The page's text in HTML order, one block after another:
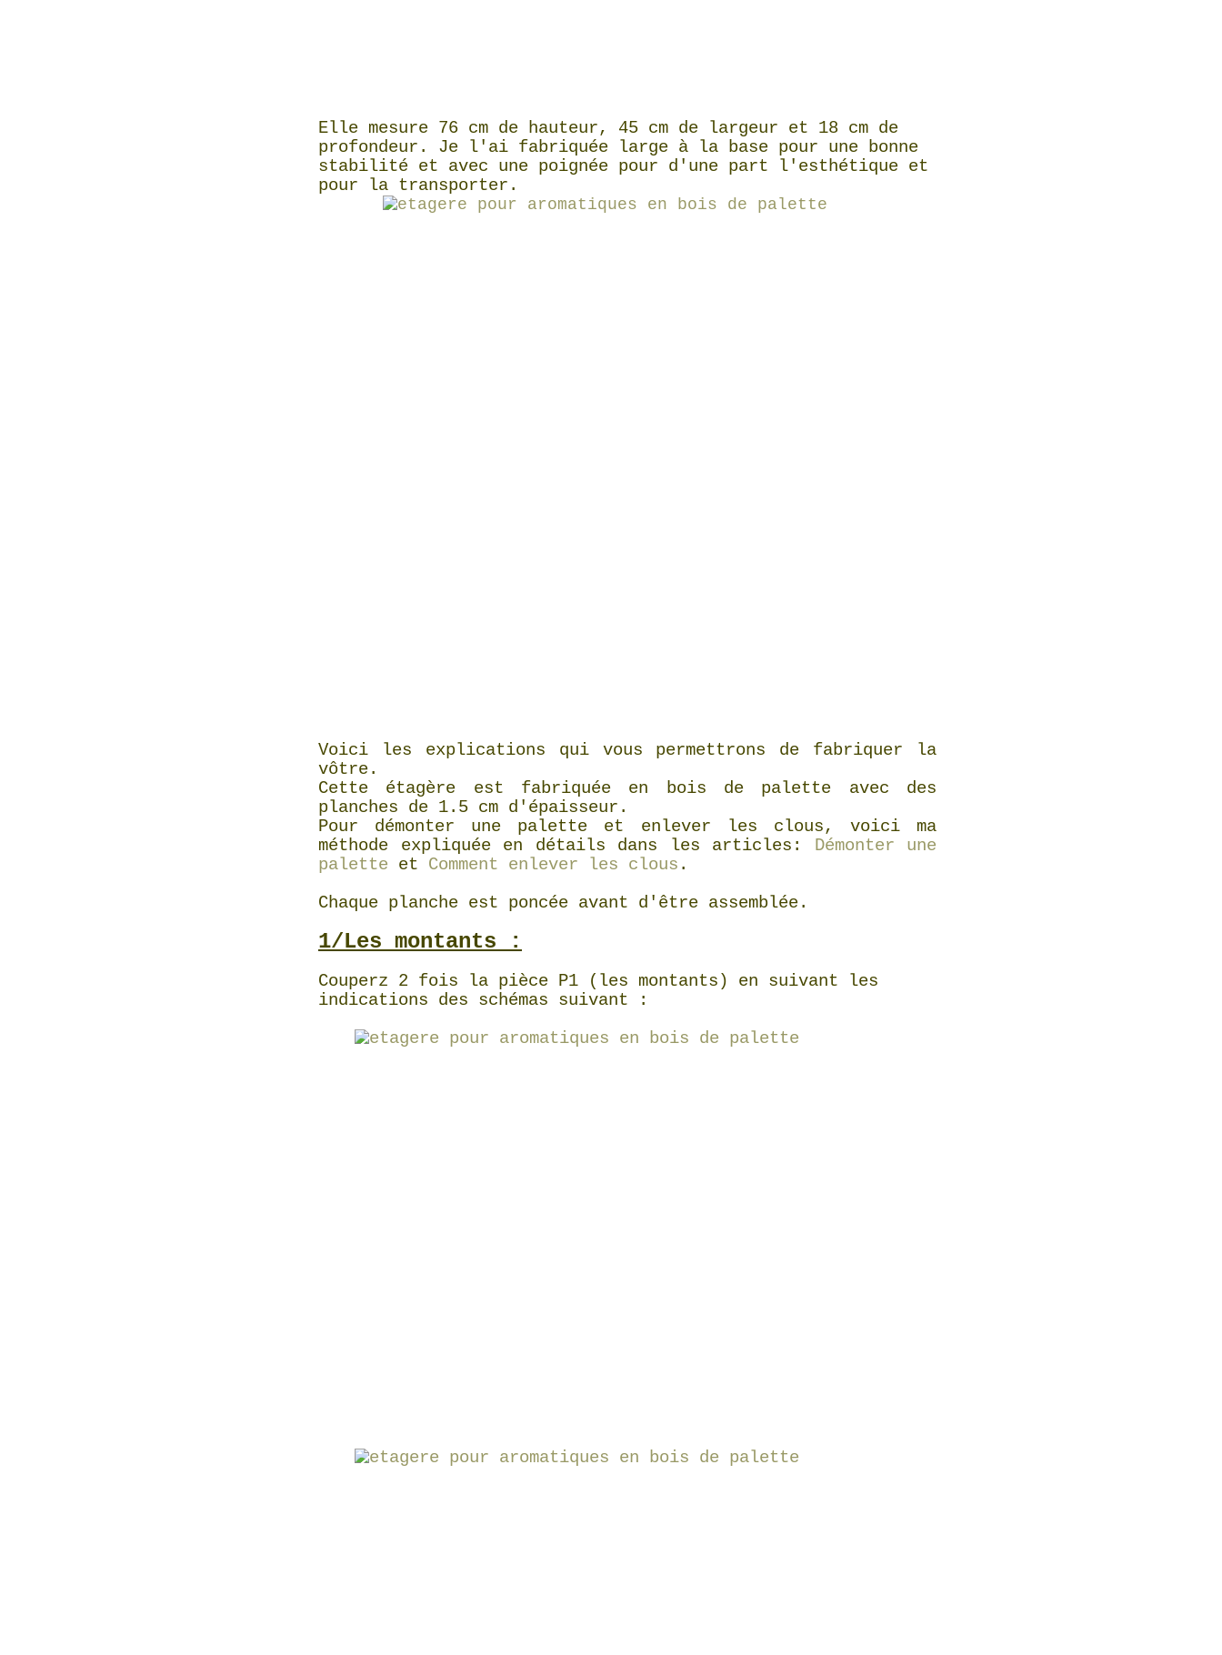
Elle mesure 76 cm de hauteur, 45 cm de largeur et 18 cm de
profondeur. Je l'ai fabriquée large à la base pour une bonne
stabilité et avec une poignée pour d'une part l'esthétique et
pour la transporter.
Voici les explications qui vous permettrons de fabriquer la
vôtre.
Cette étagère est fabriquée en bois de palette avec des
planches de 1.5 cm d'épaisseur.
Pour démonter une palette et enlever les clous, voici ma
méthode expliquée en détails dans les articles: Démonter une
palette et Comment enlever les clous .
Chaque planche est poncée avant d'être assemblée.
1/Les montants :
Couperz 2 fois la pièce P1 (les montants) en suivant les
indications des schémas suivant :